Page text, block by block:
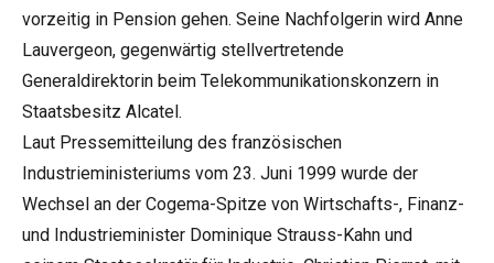
vorzeitig in Pension gehen. Seine Nachfolgerin wird Anne
Lauvergeon, gegenwärtig stellvertretende
Generaldirektorin beim Telekommunikationskonzern in
Staatsbesitz Alcatel.
Laut Pressemitteilung des französischen
Industrieministeriums vom 23. Juni 1999 wurde der
Wechsel an der Cogema-Spitze von Wirtschafts-, Finanz-
und Industrieminister Dominique Strauss-Kahn und